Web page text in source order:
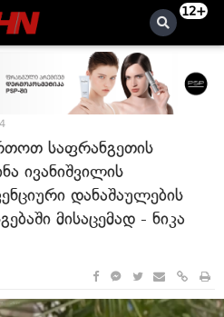
12+
საფრანგეთის
ივანიშვილის
დანაშაულების
მისაცემად - ნიკა